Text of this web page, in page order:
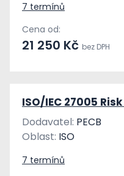
7 termínů
Cena od:
21 250 Kč bez DPH
ISO/IEC 27005
Dodavatel: PECB
Oblast: ISO
7 termínů